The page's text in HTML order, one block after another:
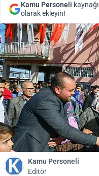
Kamu Personeli
olarak ekleyin!
Kamu Personeli
Editör